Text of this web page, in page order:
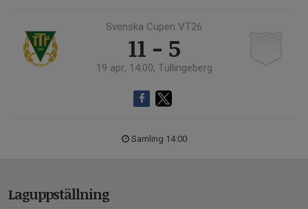
Svenska Cupen VT26
11 - 5
19 apr, 14:00, Tullingeberg
Samling 14:00
Laguppställning